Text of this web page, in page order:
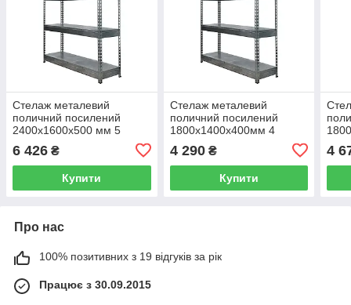
Стелаж металевий
поличний посилений
2400х1600х500 мм 5
поличок ДСП або МЕТАЛ
400 кг на полицю
6 426 ₴
Купити
Стелаж металевий
поличний посилений
1800х1400х400мм 4
полички ДСП або МЕТАЛ
400 кг на полицю
4 290₴
Купити
400
4
Про нас
100% позитивних з 19 відгуків за рік
Працює з 30.09.2015